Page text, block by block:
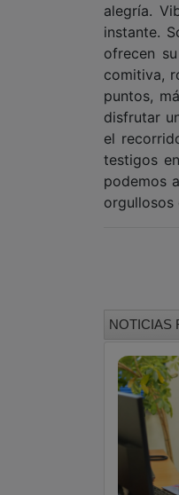
alegría.
instante.
ofrecen
comitiva,
puntos,
disfrutar
el
testigos
podemos
orgullosos
NOTICIAS